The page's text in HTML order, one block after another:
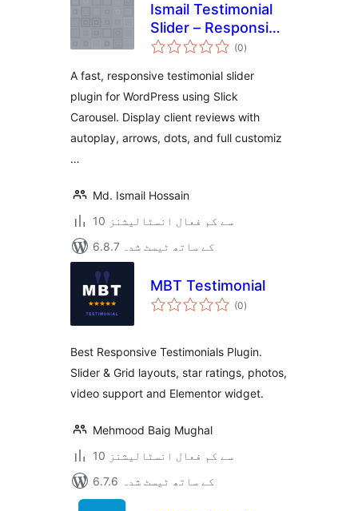
Ismail Testimonial
Slider – Responsive
Slick Carousel
(0مجموعی
درجہ
)
A fast, responsive testimonial slider
plugin for WordPress using Slick
Carousel. Display client reviews with
autoplay, arrows, dots, and full customiz
…
Md. Ismail Hossain
10 سے کم فعال انسٹالیشنز
6.8.7 کے ساتھ ٹیسٹ شدہ
MBT Testimonial
(0مجموعی
درجہ
)
Best Responsive Testimonials Plugin.
Slider & Grid layouts, star ratings, photos,
video support and Elementor widget.
Mehmood Baig Mughal
10 سے کم فعال انسٹالیشنز
6.7.6 کے ساتھ ٹیسٹ شدہ